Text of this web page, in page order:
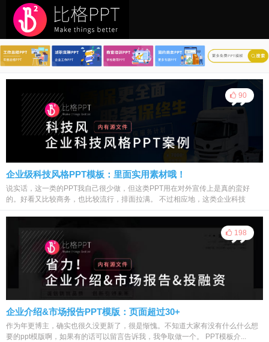
90
企业级科技风格PPT模板：里面实用素材哦！
说实话，这一类的PPT我自己很少做，但这类PPT用在对外宣传上是真的蛮好
的。好看又比较商务，也比较流行，排面拉满。 不过相应地，这类企业科技
198
企业介绍&市场报告PPT模版：页面超过30+
作为年更博主，确实也很久没更新了，很是惭愧。不知道大家有没有什么什么想
要的ppt模版啊，如果有的话可以留言告诉我，我争取做一个。 PPT模板介...